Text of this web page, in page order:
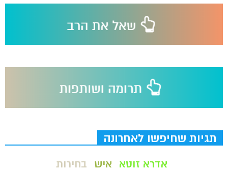
תגיות שחיפשו לאחרונה
אדרא זוטא איש
בחירות